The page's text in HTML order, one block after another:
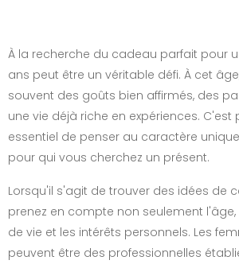
À la recherche du cadeau parfait pour
ans peut être un véritable défi. À cet
souvent des goûts bien affirmés, des
une vie déjà riche en expériences. C'est
essentiel de penser au caractère
pour qui vous cherchez un présent.
Lorsqu'il s'agit de trouver des idées de
prenez en compte non seulement
de vie et les intérêts personnels. Les
peuvent être des professionnelles